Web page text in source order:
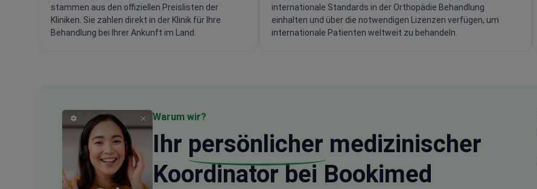
stammen aus den offiziellen Preislisten der
Kliniken. Sie zahlen direkt in der Klinik für Ihre
Behandlung bei Ihrer Ankunft im Land.
internationale Standards in der Orthopädie Behandlung
einhalten und über die notwendigen Lizenzen verfügen, um
internationale Patienten weltweit zu behandeln.
Warum wir?
Ihr persönlicher medizinischer
Koordinator bei Bookimed